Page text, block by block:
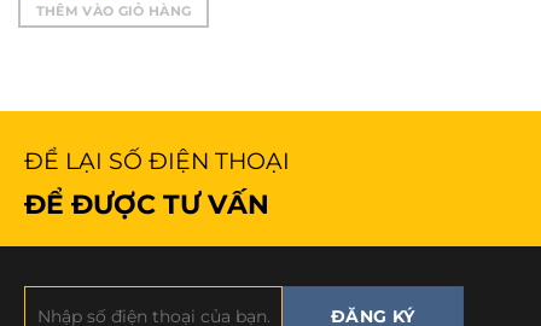
THÊM VÀO GIỎ HÀNG
ĐỂ LẠI SỐ ĐIỆN THOẠI
ĐỂ ĐƯỢC TƯ VẤN